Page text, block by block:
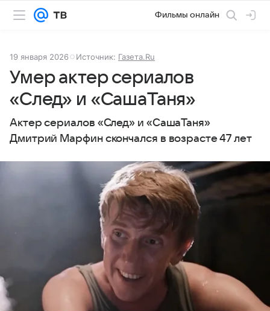
Фильмы онлайн
19 января 2026 Источник: Газета.Ru
Умер актер сериалов
«След» и «СашаТаня»
Актер сериалов «След» и «СашаТаня»
Дмитрий Марфин скончался в возрасте 47 лет